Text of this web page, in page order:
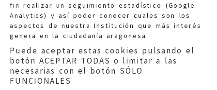
fin realizar un seguimiento estadístico (Google
Analytics) y así poder conocer cuales son los
aspectos de nuestra Institución que más interés
genera en la ciudadanía aragonesa.
Puede aceptar estas cookies pulsando el
botón ACEPTAR TODAS o limitar a las
necesarias con el botón SÓLO
FUNCIONALES
Información general:
informacion@eljusticiadearagon.es
Teléfonos:900 210 210/